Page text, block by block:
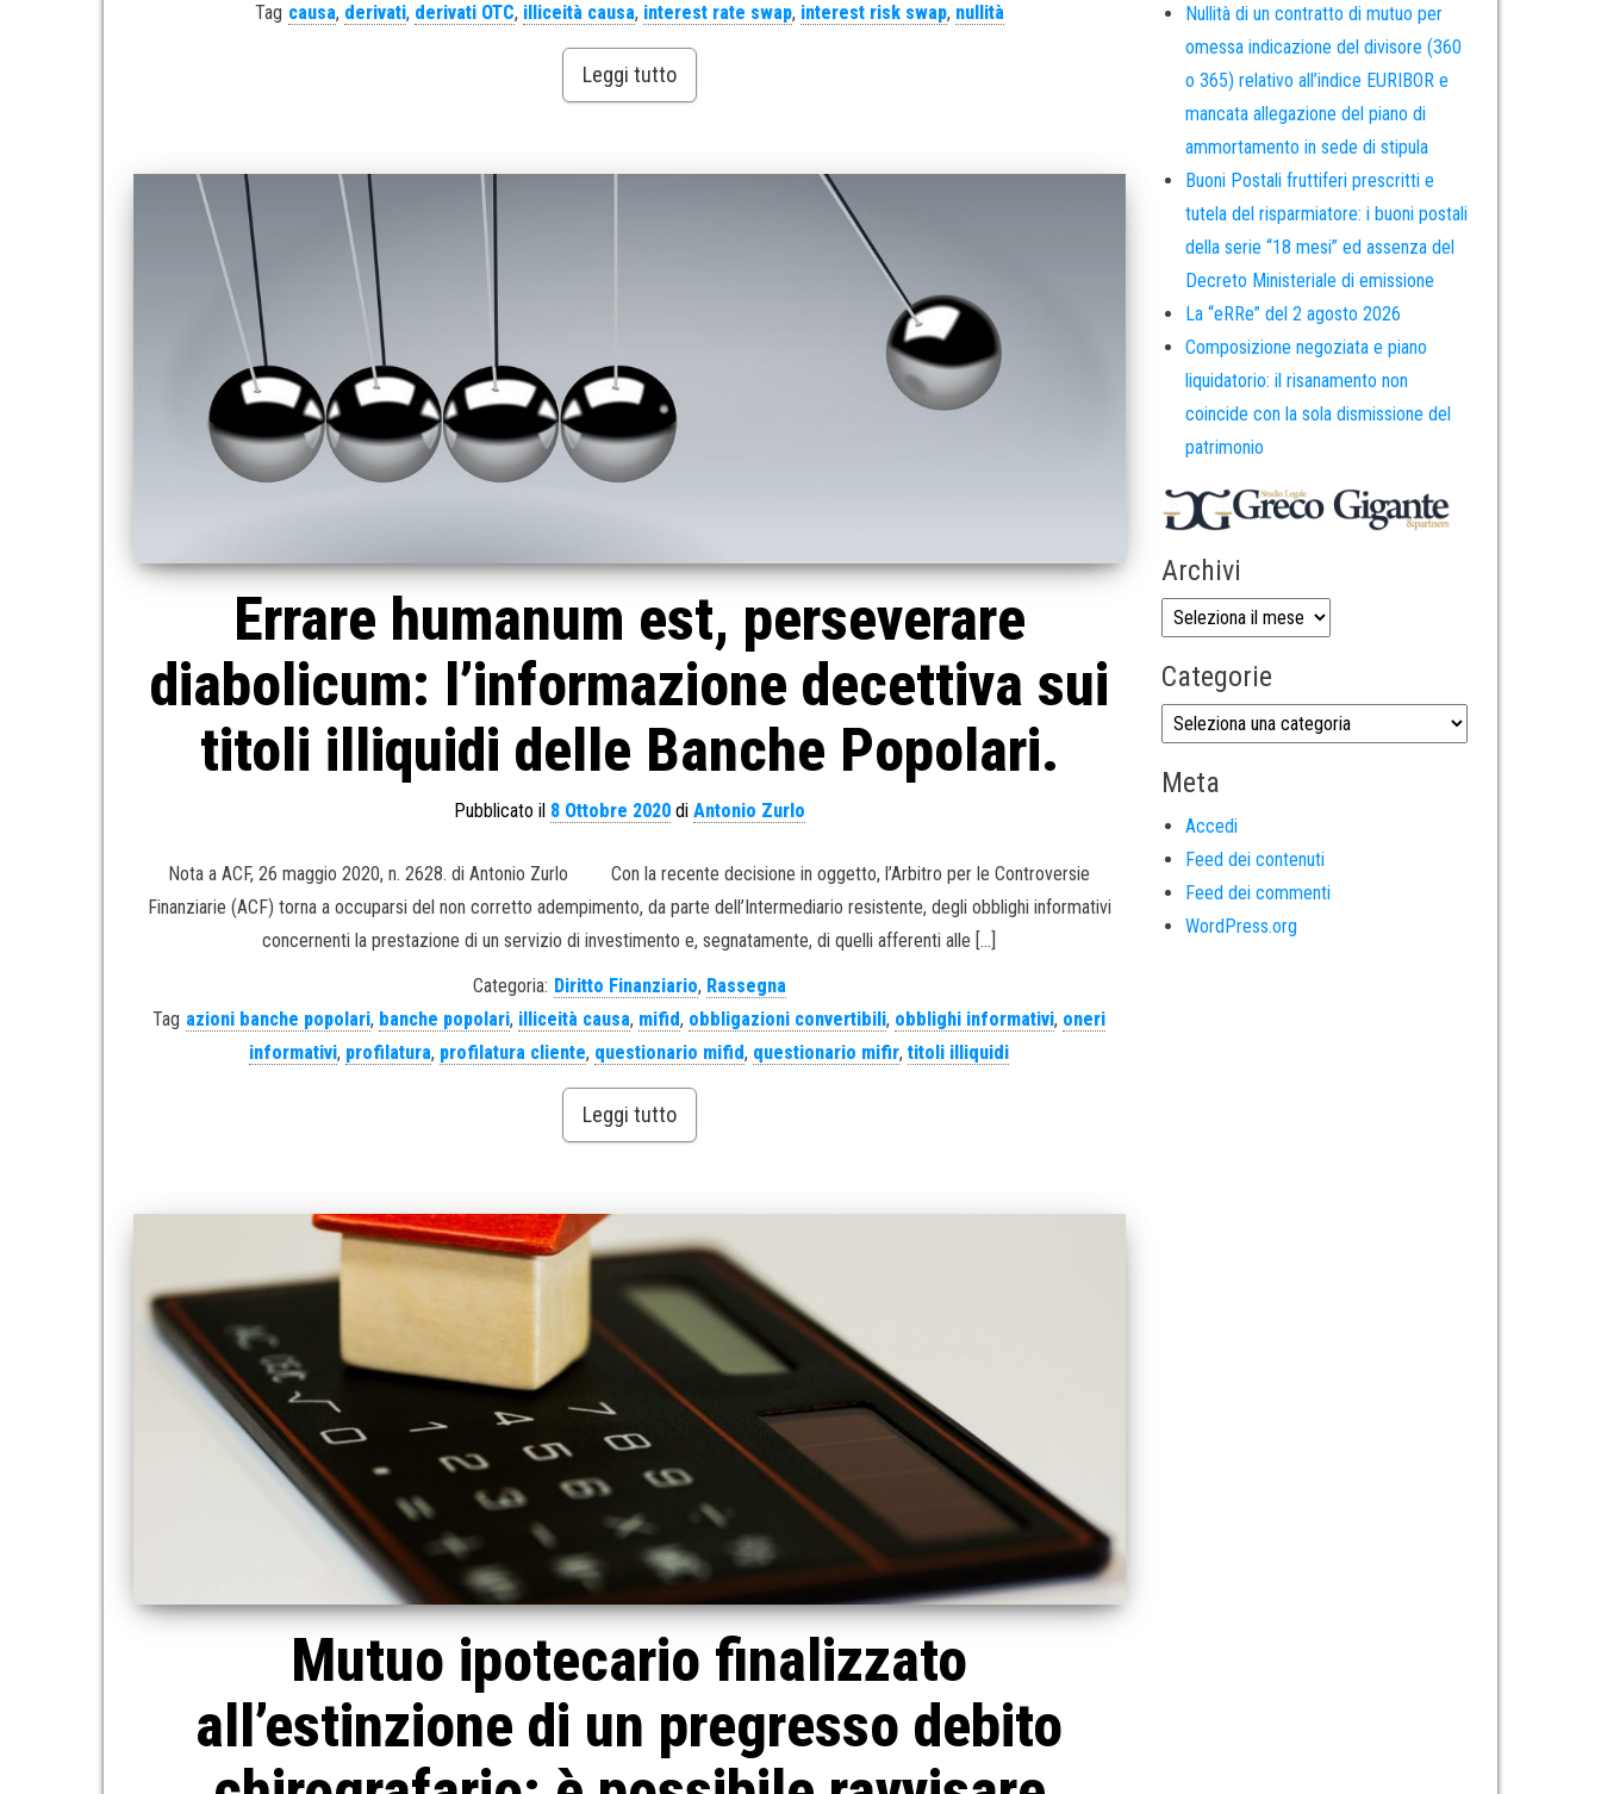
Tag causa, derivati, derivati OTC, illiceità causa, interest rate swap, interest risk swap, nullità
Leggi tutto
Errare humanum est, perseverare
diabolicum: l’informazione decettiva sui
titoli illiquidi delle Banche Popolari.
Pubblicato il 8 Ottobre 2020di Antonio Zurlo
Nota a ACF, 26 maggio 2020, n. 2628. di Antonio Zurlo Con la recente decisione in oggetto, l’Arbitro per le Controversie
Finanziarie (ACF) torna a occuparsi del non corretto adempimento, da parte dell’Intermediario resistente, degli obblighi informativi
concernenti la prestazione di un servizio di investimento e, segnatamente, di quelli afferenti alle […]
Categoria: Diritto Finanziario, Rassegna
Tag azioni banche popolari, banche popolari, illiceità causa, mifid, obbligazioni convertibili, obblighi informativi, oneri
informativi, profilatura, profilatura cliente, questionario mifid, questionario mifir,titoli illiquidi
Leggi tutto
Mutuo ipotecario finalizzato
all’estinzione di un pregresso debito
Nullità di un contratto di mutuo per
omessa indicazione del divisore (360
o 365) relativo all’indice EURIBOR e
mancata allegazione del piano di
ammortamento in sede di stipula
Buoni Postali fruttiferi prescritti e
tutela del risparmiatore: i buoni postali
della serie “18 mesi” ed assenza del
Decreto Ministeriale di emissione
La “eRRe” del 2 agosto 2026
Composizione negoziata e piano
liquidatorio: il risanamento non
coincide con la sola dismissione del
patrimonio
Archivi
Categorie
Meta
Accedi
Feed dei contenuti
Feed dei commenti
WordPress.org